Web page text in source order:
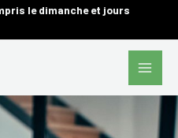
le dimanche et jours
Main